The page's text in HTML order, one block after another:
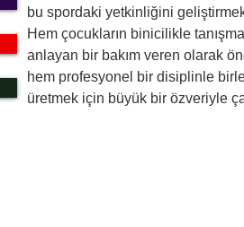
bu spordaki yetkinliğini
Hem çocukların binicilikle
anlayan bir bakım veren olarak
hem profesyonel bir disiplinle
üretmek için büyük bir özveriyle